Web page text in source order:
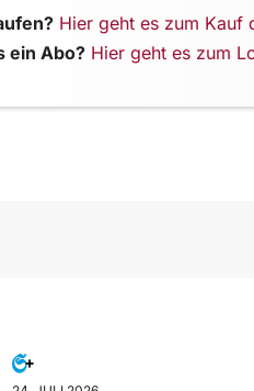
Hier geht es zum Kauf
ein Abo? Hier geht es zum